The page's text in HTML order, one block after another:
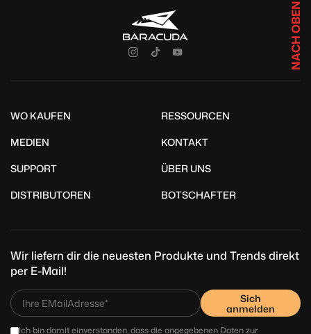
WO KAUFEN
RESSOURCEN
MEDIEN
KONTAKT
SUPPORT
ÜBER UNS
DISTRIBUTOREN
BOTSCHAFTER
Wir liefern dir die neuesten Produkte und Trends direkt
per E-Mail!
Sich
anmelden
Ich bin damit einverstanden, dass die angegebenen Daten zur
NACH OBEN